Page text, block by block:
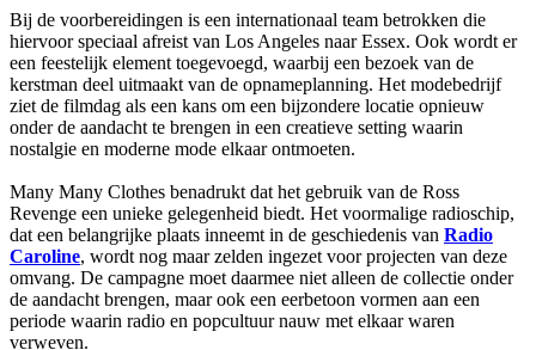
Bij de voorbereidingen is een internationaal team betrokken die
hiervoor speciaal afreist van Los Angeles naar Essex. Ook wordt er
een feestelijk element toegevoegd, waarbij een bezoek van de
kerstman deel uitmaakt van de opnameplanning. Het modebedrijf
ziet de filmdag als een kans om een bijzondere locatie opnieuw
onder de aandacht te brengen in een creatieve setting waarin
nostalgie en moderne mode elkaar ontmoeten.
Many Many Clothes benadrukt dat het gebruik van de Ross
Revenge een unieke gelegenheid biedt. Het voormalige radioschip,
dat een belangrijke plaats inneemt in de geschiedenis van Radio
Caroline, wordt nog maar zelden ingezet voor projecten van deze
omvang. De campagne moet daarmee niet alleen de collectie onder
de aandacht brengen, maar ook een eerbetoon vormen aan een
periode waarin radio en popcultuur nauw met elkaar waren
verweven.